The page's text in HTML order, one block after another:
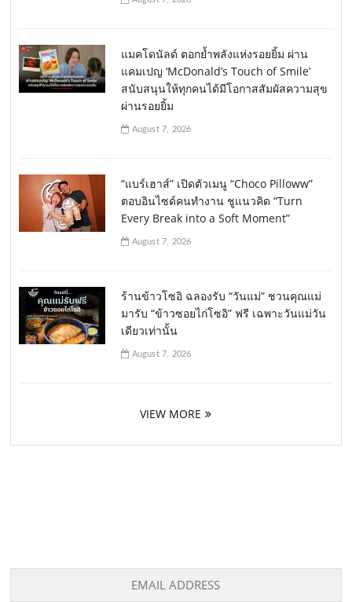
แมคโดนัลด์ ตอกย้ำพลังแห่งรอยยิ้ม ผ่าน
แคมเปญ ‘McDonald’s Touch of Smile’
สนับสนุนให้ทุกคนได้มีโอกาสสัมผัสความสุข
ผ่านรอยยิ้ม
August 7, 2026
“แบร์เฮาส์” เปิดตัวเมนู “Choco Pilloww”
ตอบอินไซด์คนทำงาน ชูแนวคิด “Turn
Every Break into a Soft Moment”
August 7, 2026
ร้านข้าวโซอิ ฉลองรับ “วันแม่” ชวนคุณแม่
มารับ “ข้าวซอยไก่โซอิ” ฟรี เฉพาะวันแม่วัน
เดียวเท่านั้น
August 7, 2026
VIEW MORE